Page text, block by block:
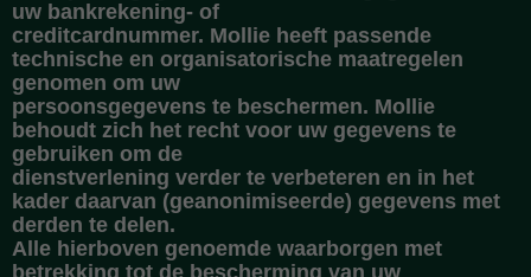
uw bankrekening- of
creditcardnummer. Mollie heeft passende
technische en organisatorische maatregelen
genomen om uw
persoonsgegevens te beschermen. Mollie
behoudt zich het recht voor uw gegevens te
gebruiken om de
dienstverlening verder te verbeteren en in het
kader daarvan (geanonimiseerde) gegevens met
derden te delen.
Alle hierboven genoemde waarborgen met
betrekking tot de bescherming van uw